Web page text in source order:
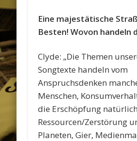
Eine majestätische
Besten! Wovon handeln
Clyde: „Die Themen
Songtexte handeln vom
Anspruchsdenken
Menschen,
die Erschöpfung
Ressourcen/Zerstörung
Planeten, Gier,